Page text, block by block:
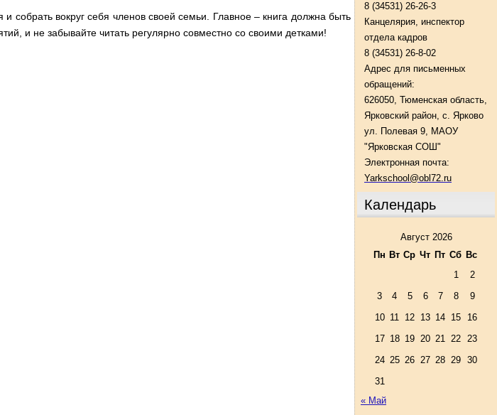
собрать вокруг себя членов своей семьи. Главное – книга должна быть
и не забывайте читать регулярно совместно со своими детками!
8 (34531) 26-26-3
Канцелярия, инспектор
отдела кадров
8 (34531) 26-8-02
Адрес для письменных
обращений:
626050, Тюменская область,
Ярковский район, с. Ярково
ул. Полевая 9, МАОУ
"Ярковская СОШ"
Электронная почта:
Yarkschool@obl72.ru
Календарь
Август 2026
Пн Вт Ср Чт Пт Сб Вс
1
2
3
4 5 6 7 8
9
10 11 12 13 14 15
16
17 18 19 20 21 22 23
24 25 26 27 28 29 30
31
« Май